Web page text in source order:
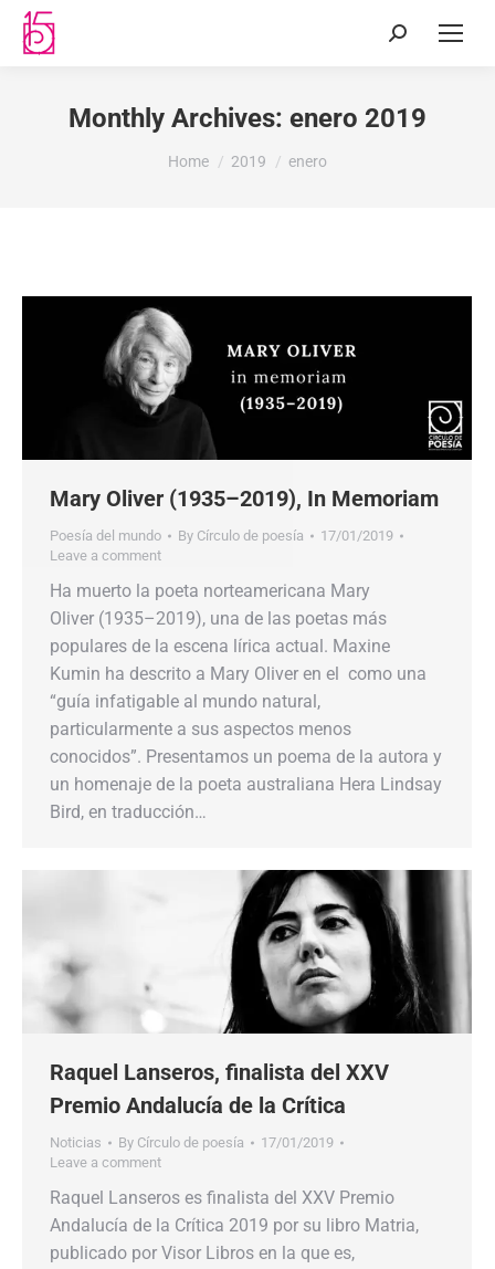
Monthly Archives: enero 2019
You are here:
Home 2019 enero
Mary Oliver (1935–2019), In Memoriam
Poesía del mundo By Círculo de poesía
17/01/2019
Leave a comment
Ha muerto la poeta norteamericana Mary
Oliver (1935–2019), una de las poetas más
populares de la escena lírica actual. Maxine
Kumin ha descrito a Mary Oliver en el como una
“guía infatigable al mundo natural,
particularmente a sus aspectos menos
conocidos”. Presentamos un poema de la autora y
un homenaje de la poeta australiana Hera Lindsay
Bird, en traducción…
Raquel Lanseros, finalista del XXV
Premio Andalucía de la Crítica
Noticias By Círculo de poesía
17/01/2019
Leave a comment
Raquel Lanseros es finalista del XXV Premio
Andalucía de la Crítica 2019 por su libro Matria,
publicado por Visor Libros en la que es,